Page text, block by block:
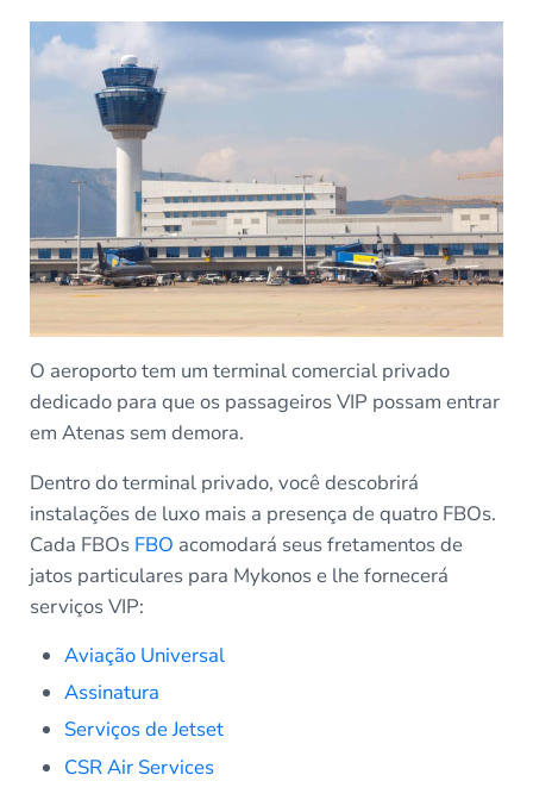
O aeroporto tem um terminal comercial privado
dedicado para que os passageiros VIP possam entrar
em Atenas sem demora.
Dentro do terminal privado, você descobrirá
instalações de luxo mais a presença de quatro FBOs.
Cada FBOs FBO acomodará seus fretamentos de
jatos particulares para Mykonos e lhe fornecerá
serviços VIP:
Aviação Universal
Assinatura
Serviços de Jetset
CSR Air Services